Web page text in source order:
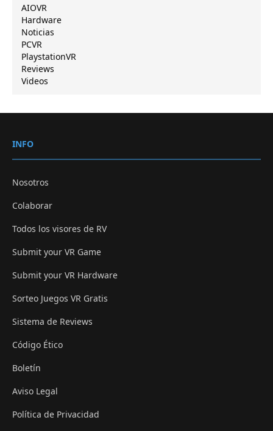
AIOVR
Hardware
Noticias
PCVR
PlaystationVR
Reviews
Videos
INFO
Nosotros
Colaborar
Todos los visores de RV
Submit your VR Game
Submit your VR Hardware
Sorteo Juegos VR Gratis
Sistema de Reviews
Código Ético
Boletín
Aviso Legal
Política de Privacidad